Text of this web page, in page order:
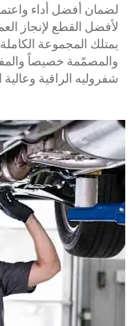
لضمان أفضل أداء
لأفضل القطع لإنجاز
والمصمّمة خصيصاً
شفروليه الراقية وعالية